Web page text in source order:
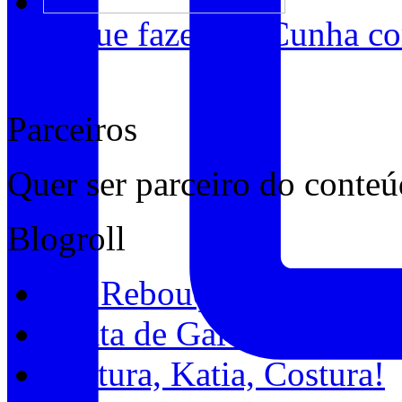
O que fazer em Cunha
Parceiros
Quer ser parceiro do
Blogroll
Bel Rebouças
Chata de Galocha
Costura, Katia, Costura!